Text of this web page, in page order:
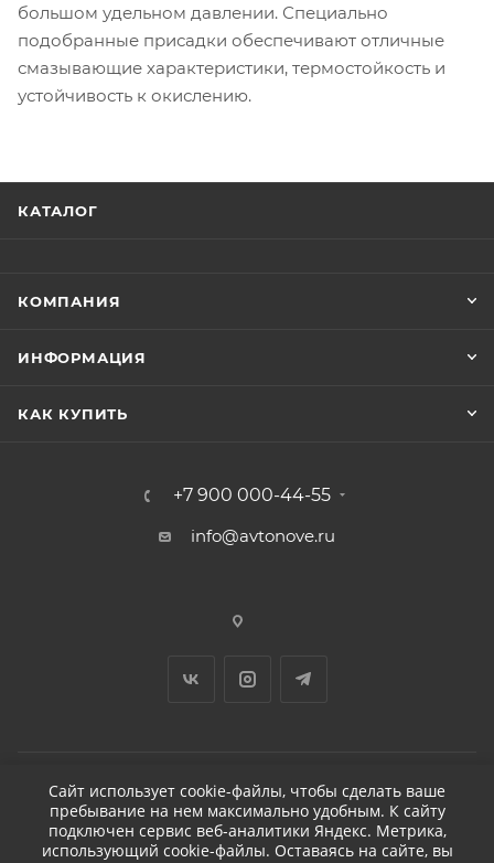
большом удельном давлении. Специально
подобранные присадки обеспечивают отличные
смазывающие характеристики, термостойкость и
устойчивость к окислению.
КАТАЛОГ
КОМПАНИЯ
ИНФОРМАЦИЯ
КАК КУПИТЬ
+7 900 000-44-55
info@avtonove.ru
2026 © ДЕТЕЙЛИНГ-МАРКЕТ АВТОНОВЬЕ
Сайт использует cookie-файлы, чтобы сделать ваше
пребывание на нем максимально удобным. К cайту
подключен сервис веб-аналитики Яндекс. Метрика,
использующий cookie-файлы. Оставаясь на сайте, вы